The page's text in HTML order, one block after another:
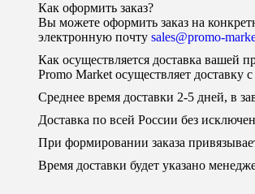
Как оформить заказ?
Вы можете оформить заказ на
электронную почту sales@promo-
Как осуществляется доставка вашей
Promo Market осуществляет
Среднее время доставки 2-5 дней, в
Доставка по всей России без
При формировании заказа
Время доставки будет указано